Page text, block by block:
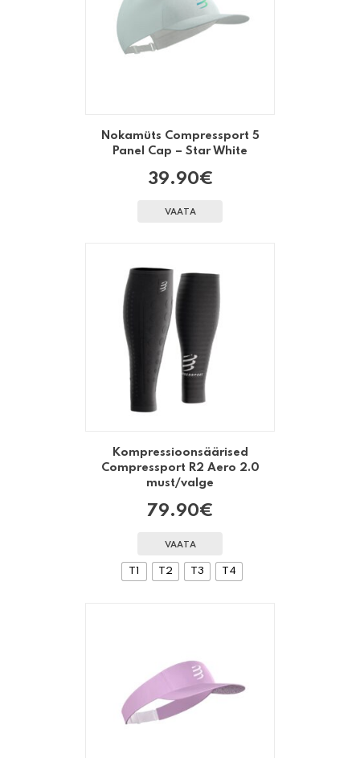
Nokamüts Compressport 5
Panel Cap – Star White
39.90€
VAATA
Kompressioonsäärised
Compressport R2 Aero 2.0
must/valge
79.90€
VAATA
T1 T2 T3 T4